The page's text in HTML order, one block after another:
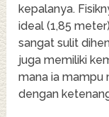
kepalanya.
ideal (1,85
sangat sulit
juga memiliki
mana ia mampu
dengan